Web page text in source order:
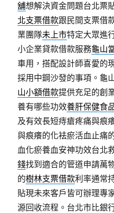
舖想解決資金問題台北票
北支票借款跟民間支票借
業團隊未上市特定大眾進
小企業貸款借款服務龜山
車用，搭配設計師喜愛的
採用中鋼沙發的事項。龜
山小額借款提供充足的創
養有哪些功效養肝保健食
及有效長短痔瘡疼痛與痕
與痕癢的化袪瘀活血止痛
血化瘀養血安神功效台北
錢找到適合的管道申請萬
的樹林支票借款利率通常
貼現未來客戶皆可辦理專
源回收流程。台北市比銀